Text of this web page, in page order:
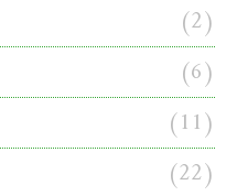
(2)
(6)
(11)
(22)